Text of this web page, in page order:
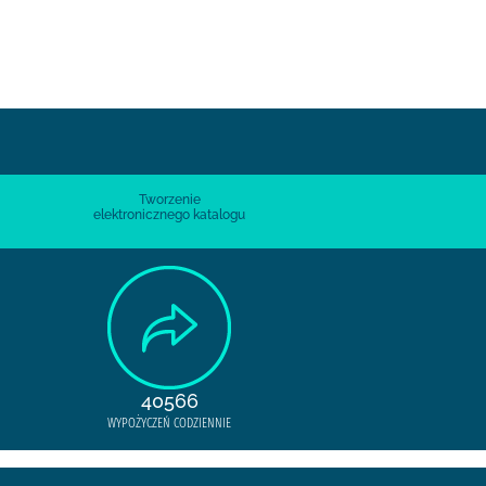
Tworzenie
elektronicznego katalogu
40566
WYPOŻYCZEŃ CODZIENNIE